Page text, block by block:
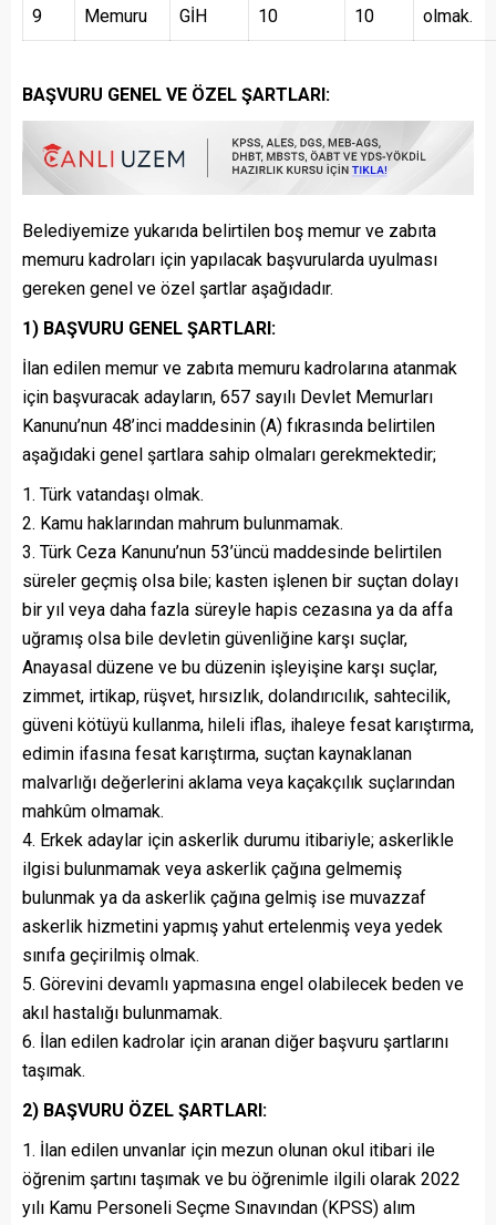
9
Memuru
GİH 10 10
olmak.
BAŞVURU GENEL VE ÖZEL ŞARTLARI:
Belediyemize yukarıda belirtilen boş memur ve zabıta
memuru kadroları için yapılacak başvurularda uyulması
gereken genel ve özel şartlar aşağıdadır.
1) BAŞVURU GENEL ŞARTLARI:
İlan edilen memur ve zabıta memuru kadrolarına atanmak
için başvuracak adayların, 657 sayılı Devlet Memurları
Kanunu’nun 48’inci maddesinin (A) fıkrasında belirtilen
aşağıdaki genel şartlara sahip olmaları gerekmektedir;
1. Türk vatandaşı olmak.
2. Kamu haklarından mahrum bulunmamak.
3. Türk Ceza Kanunu’nun 53’üncü maddesinde belirtilen
süreler geçmiş olsa bile; kasten işlenen bir suçtan dolayı
bir yıl veya daha fazla süreyle hapis cezasına ya da affa
uğramış olsa bile devletin güvenliğine karşı suçlar,
Anayasal düzene ve bu düzenin işleyişine karşı suçlar,
zimmet, irtikap, rüşvet, hırsızlık, dolandırıcılık, sahtecilik,
güveni kötüyü kullanma, hileli iflas, ihaleye fesat karıştırma,
edimin ifasına fesat karıştırma, suçtan kaynaklanan
malvarlığı değerlerini aklama veya kaçakçılık suçlarından
mahkûm olmamak.
4. Erkek adaylar için askerlik durumu itibariyle; askerlikle
ilgisi bulunmamak veya askerlik çağına gelmemiş
bulunmak ya da askerlik çağına gelmiş ise muvazzaf
askerlik hizmetini yapmış yahut ertelenmiş veya yedek
sınıfa geçirilmiş olmak.
5. Görevini devamlı yapmasına engel olabilecek beden ve
akıl hastalığı bulunmamak.
6. İlan edilen kadrolar için aranan diğer başvuru şartlarını
taşımak.
2) BAŞVURU ÖZEL ŞARTLARI:
1. İlan edilen unvanlar için mezun olunan okul itibari ile
öğrenim şartını taşımak ve bu öğrenimle ilgili olarak 2022
yılı Kamu Personeli Seçme Sınavından (KPSS) alım